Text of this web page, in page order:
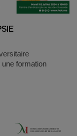
formation